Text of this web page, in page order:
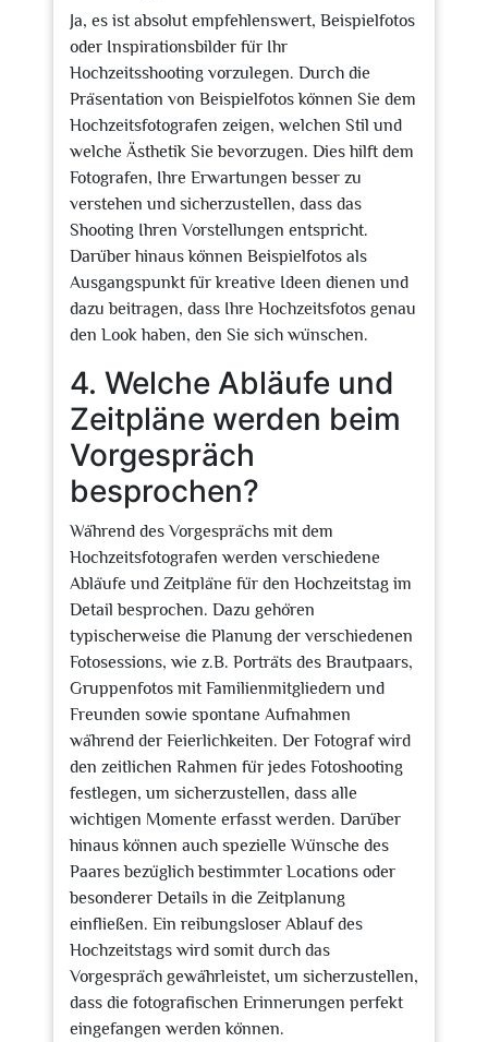
Ja, es ist absolut empfehlenswert, Beispielfotos
oder Inspirationsbilder für Ihr
Hochzeitsshooting vorzulegen. Durch die
Präsentation von Beispielfotos können Sie dem
Hochzeitsfotografen zeigen, welchen Stil und
welche Ästhetik Sie bevorzugen. Dies hilft dem
Fotografen, Ihre Erwartungen besser zu
verstehen und sicherzustellen, dass das
Shooting Ihren Vorstellungen entspricht.
Darüber hinaus können Beispielfotos als
Ausgangspunkt für kreative Ideen dienen und
dazu beitragen, dass Ihre Hochzeitsfotos genau
den Look haben, den Sie sich wünschen.
4. Welche Abläufe und
Zeitpläne werden beim
Vorgespräch
besprochen?
Während des Vorgesprächs mit dem
Hochzeitsfotografen werden verschiedene
Abläufe und Zeitpläne für den Hochzeitstag im
Detail besprochen. Dazu gehören
typischerweise die Planung der verschiedenen
Fotosessions, wie z.B. Porträts des Brautpaars,
Gruppenfotos mit Familienmitgliedern und
Freunden sowie spontane Aufnahmen
während der Feierlichkeiten. Der Fotograf wird
den zeitlichen Rahmen für jedes Fotoshooting
festlegen, um sicherzustellen, dass alle
wichtigen Momente erfasst werden. Darüber
hinaus können auch spezielle Wünsche des
Paares bezüglich bestimmter Locations oder
besonderer Details in die Zeitplanung
einfließen. Ein reibungsloser Ablauf des
Hochzeitstags wird somit durch das
Vorgespräch gewährleistet, um sicherzustellen,
dass die fotografischen Erinnerungen perfekt
eingefangen werden können.